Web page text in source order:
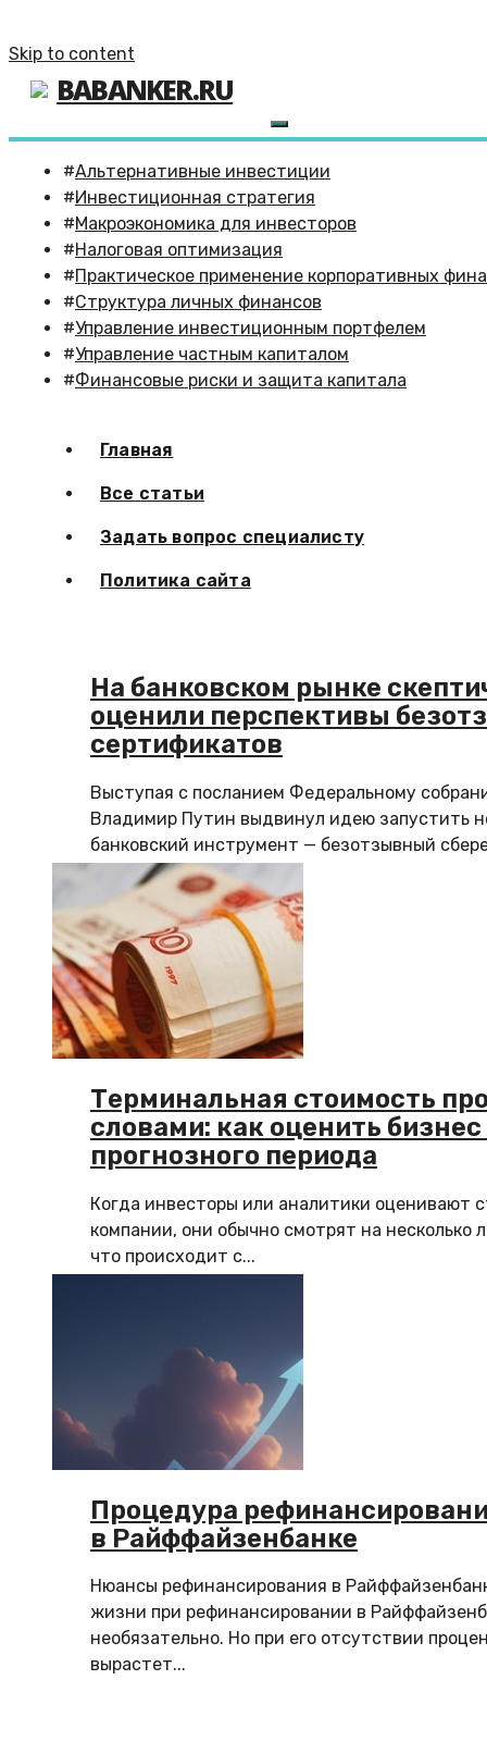
Skip to content
BABANKER.RU
Альтернативные инвестиции
Инвестиционная стратегия
Макроэкономика для инвесторов
Налоговая оптимизация
Практическое применение корпоративных
Структура личных финансов
Управление инвестиционным портфелем
Управление частным капиталом
Финансовые риски и защита капитала
Главная
Все статьи
Задать вопрос специалисту
Политика сайта
На банковском рынке
оценили перспективы
сертификатов
Выступая с посланием Федеральному
Владимир Путин выдвинул идею запустить
банковский инструмент — безотзывный
Терминальная стоимость
словами: как оценить бизнес
прогнозного периода
Когда инвесторы или аналитики оценивают
компании, они обычно смотрят на несколько
что происходит с...
Процедура
в Райффайзенбанке
Нюансы рефинансирования в
жизни при рефинансировании в
необязательно. Но при его отсутствии
вырастет...